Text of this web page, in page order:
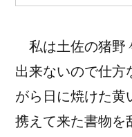
私は土佐の猪野
出来ないので仕方
がら日に焼けた黄
携えて来た書物を